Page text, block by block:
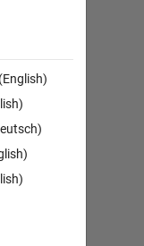
(English)